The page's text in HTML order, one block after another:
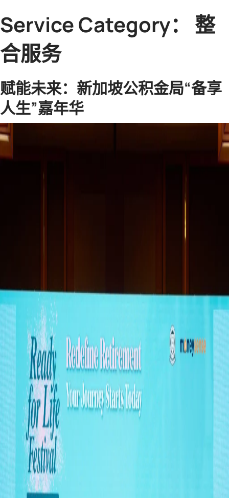
Service Category： 整
合服务
赋能未来：新加坡公积金局“备享
人生”嘉年华